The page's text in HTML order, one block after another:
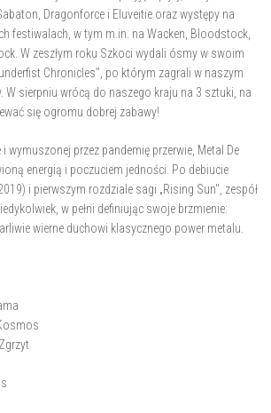
Dragonforce i Eluveitie oraz występy na
festiwalach, w tym m.in. na Wacken, Bloodstock,
W zeszłym roku Szkoci wydali ósmy w swoim
Chronicles", po którym zagrali w naszym
W sierpniu wrócą do naszego kraju na 3 sztuki, na
się ogromu dobrej zabawy!
wymuszonej przez pandemię przerwie, Metal De
energią i poczuciem jedności. Po debiucie
i pierwszym rozdziale sagi „Rising Sun", zespół
w pełni definiując swoje brzmienie:
wierne duchowi klasycznego power metalu.